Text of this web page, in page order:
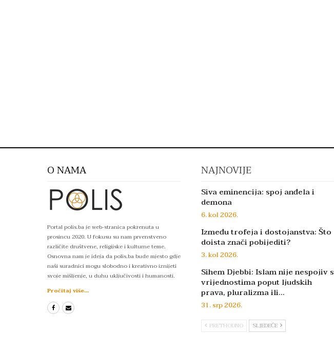
O NAMA
Portal polis.ba je web-stranica pokrenuta u
prosincu 2020. U fokusu su nam prvenstveno
različite društvene, religijske i kulturne teme.
Osnovna nam je ideja da polis.ba bude mjesto gdje
naši suradnici mogu slobodno i kreativno iznijeti
svoje mišljenje, u duhu uključivosti i humanosti.
Pročitaj više...
NAJNOVIJE
Siva eminencija: spoj anđela i
demona
6. kol 2026.
Između trofeja i dostojanstva: Što
doista znači pobijediti?
3. kol 2026.
Sihem Djebbi: Islam nije nespojiv s
vrijednostima poput ljudskih
prava, pluralizma ili…
31. srp 2026.
PRETHODNO SLJEDEĆE